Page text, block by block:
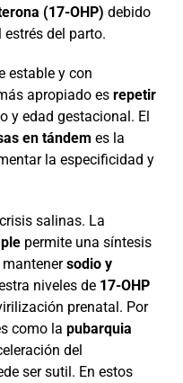
(17-OHP) debido
del parto.
estable y con
apropiado es repetir
y edad gestacional. El
en tándem es la
la especificidad y
salinas. La
permite una síntesis
sodio y
niveles de 17-OHP
prenatal. Por
como la pubarquia
del
ser sutil. En estos